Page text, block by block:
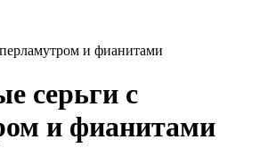
и фианитами
серьги с
и фианитами